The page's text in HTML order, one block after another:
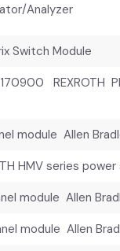
Analyzer
Switch Module
REXROTH
module Allen
HMV series
module Allen
module Allen